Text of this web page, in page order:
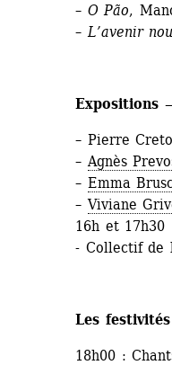
– O Pão,
– L’avenir
Expositions
– Pierre
– Agnès
– Emma
– Viviane
16h et 17h30
- Collectif de
Les
18h00 :